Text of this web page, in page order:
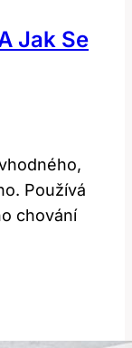
Jak Se
Používá
chování